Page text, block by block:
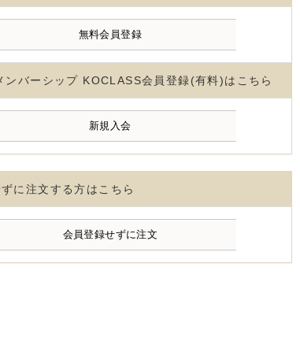
ンバーシップ KOCLASS会員登録(有料)はこちら
に注文する方はこちら